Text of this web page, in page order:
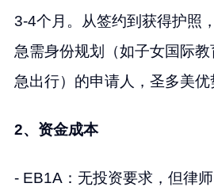
3-4个月。从签约到获得护照
急需身份规划（如子女国际
急出行）的申请人，圣多美优
2、资金成本
- EB1A：无投资要求，但律